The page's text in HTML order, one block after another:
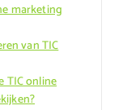
marketing
van TIC
TIC online